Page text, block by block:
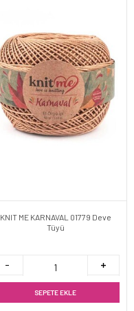
KNIT ME KARNAVAL 01779 Deve
Tüyü
SEPETE EKLE